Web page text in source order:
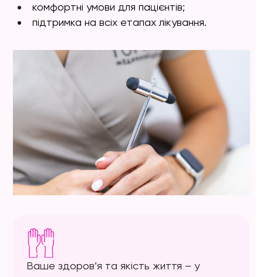
комфортні умови для пацієнтів;
підтримка на всіх етапах лікування.
Ваше здоров’я та якість життя – у